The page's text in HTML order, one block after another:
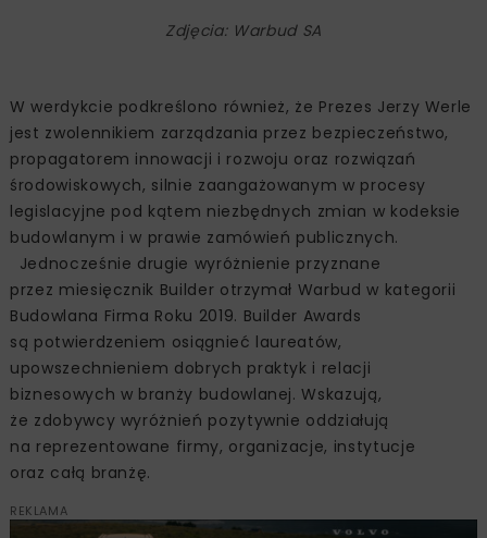
Zdjęcia: Warbud SA
W werdykcie podkreślono również, że Prezes Jerzy Werle
jest zwolennikiem zarządzania przez bezpieczeństwo,
propagatorem innowacji i rozwoju oraz rozwiązań
środowiskowych, silnie zaangażowanym w procesy
legislacyjne pod kątem niezbędnych zmian w kodeksie
budowlanym i w prawie zamówień publicznych.
Jednocześnie drugie wyróżnienie przyznane
przez miesięcznik Builder otrzymał Warbud w kategorii
Budowlana Firma Roku 2019. Builder Awards
są potwierdzeniem osiągnieć laureatów,
upowszechnieniem dobrych praktyk i relacji
biznesowych w branży budowlanej. Wskazują,
że zdobywcy wyróżnień pozytywnie oddziałują
na reprezentowane firmy, organizacje, instytucje
oraz całą branżę.
REKLAMA